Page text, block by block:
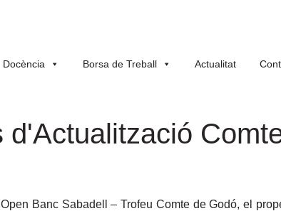
Docència Borsa de Treball Actualitat
d'Actualització
Banc Sabadell – Trofeu Comte de Godó, el